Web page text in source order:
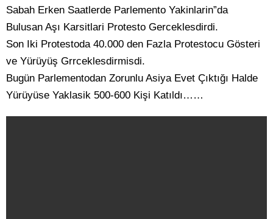
Sabah Erken Saatlerde Parlemento Yakinlarin”da
Bulusan Aşı Karsitlari Protesto Gerceklesdirdi.
Son Iki Protestoda 40.000 den Fazla Protestocu Gösteri
ve Yürüyüş Grrceklesdirmisdi.
Bugün Parlementodan Zorunlu Asiya Evet Çıktığı Halde
Yürüyüse Yaklasik 500-600 Kişi Katıldı……